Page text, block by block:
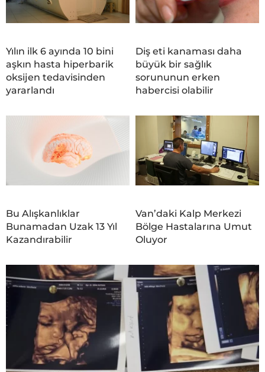
Yılın ilk 6 ayında 10 bini
aşkın hasta hiperbarik
oksijen tedavisinden
yararlandı
Diş eti kanaması daha
büyük bir sağlık
sorununun erken
habercisi olabilir
Bu Alışkanlıklar
Bunamadan Uzak 13 Yıl
Kazandırabilir
Van’daki Kalp Merkezi
Bölge Hastalarına Umut
Oluyor